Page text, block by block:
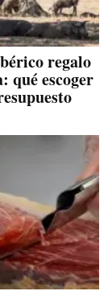
regalo
qué escoger